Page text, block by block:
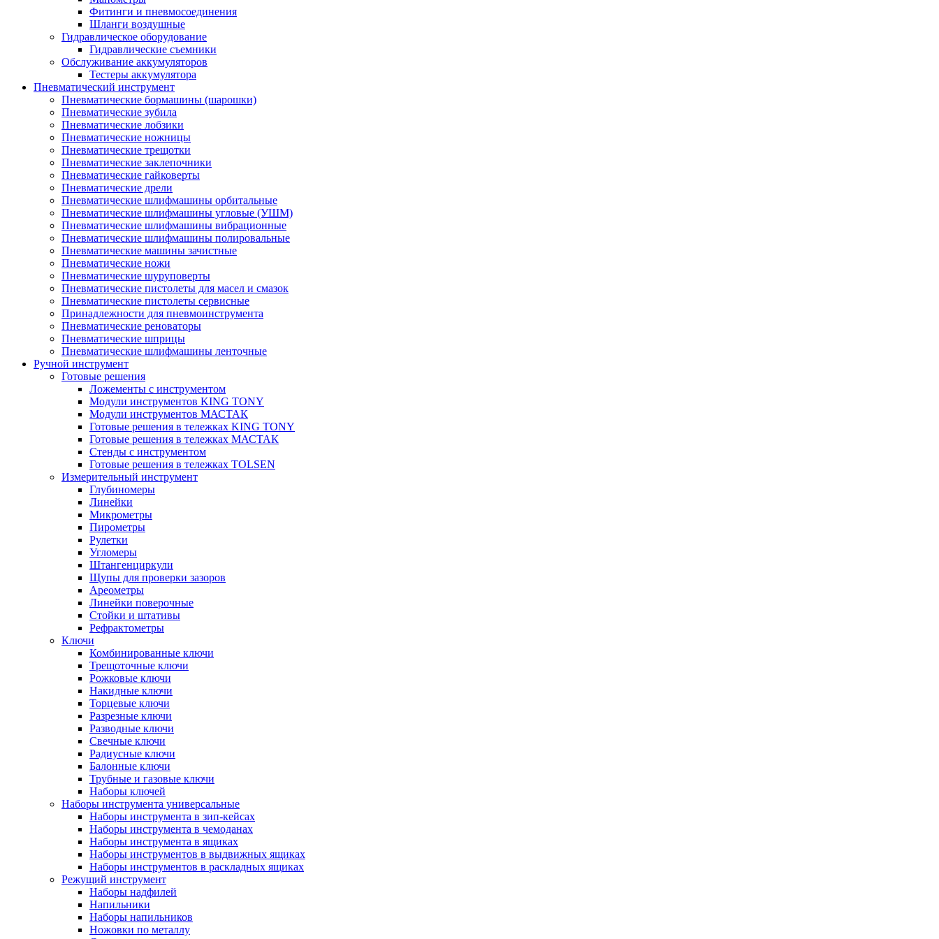
Фитинги и пневмосоединения
Шланги воздушные
Гидравлическое оборудование
Гидравлические съемники
Обслуживание аккумуляторов
Тестеры аккумулятора
Пневматический инструмент
Пневматические бормашины (шарошки)
Пневматические зубила
Пневматические лобзики
Пневматические ножницы
Пневматические трещотки
Пневматические заклепочники
Пневматические гайковерты
Пневматические дрели
Пневматические шлифмашины орбитальные
Пневматические шлифмашины угловые (УШМ)
Пневматические шлифмашины вибрационные
Пневматические шлифмашины полировальные
Пневматические машины зачистные
Пневматические ножи
Пневматические шуруповерты
Пневматические пистолеты для масел и смазок
Пневматические пистолеты сервисные
Принадлежности для пневмоинструмента
Пневматические реноваторы
Пневматические шприцы
Пневматические шлифмашины ленточные
Ручной инструмент
Готовые решения
Ложементы с инструментом
Модули инструментов KING TONY
Модули инструментов МАСТАК
Готовые решения в тележках KING TONY
Готовые решения в тележках МАСТАК
Стенды с инструментом
Готовые решения в тележках TOLSEN
Измерительный инструмент
Глубиномеры
Линейки
Микрометры
Пирометры
Рулетки
Угломеры
Штангенциркули
Щупы для проверки зазоров
Ареометры
Линейки поверочные
Стойки и штативы
Рефрактометры
Ключи
Комбинированные ключи
Трещоточные ключи
Рожковые ключи
Накидные ключи
Торцевые ключи
Разрезные ключи
Разводные ключи
Свечные ключи
Радиусные ключи
Балонные ключи
Трубные и газовые ключи
Наборы ключей
Наборы инструмента универсальные
Наборы инструмента в зип-кейсах
Наборы инструмента в чемоданах
Наборы инструмента в ящиках
Наборы инструментов в выдвижных ящиках
Наборы инструментов в раскладных ящиках
Режущий инструмент
Наборы надфилей
Напильники
Наборы напильников
Ножовки по металлу